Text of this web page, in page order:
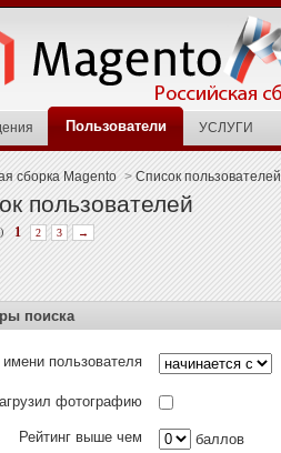
Пользователи УСЛУГИ
сборка Magento > Список пользователей
пользователей
1 2 3 →
поиска
имени пользователя
фотографию
Рейтинг выше чем баллов